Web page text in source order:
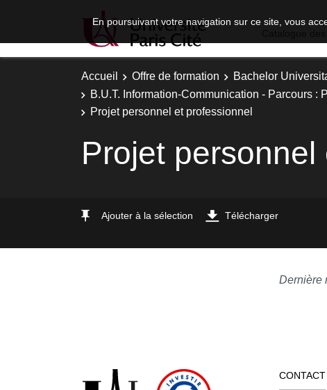
En poursuivant votre navigation sur ce site, vous
Accueil Offre de formation Bachelor
B.U.T. Information-Communication - Parcours :
Projet personnel et professionnel
Projet
Ajouter à la sélection Télécharger
Dernière
CONTACT